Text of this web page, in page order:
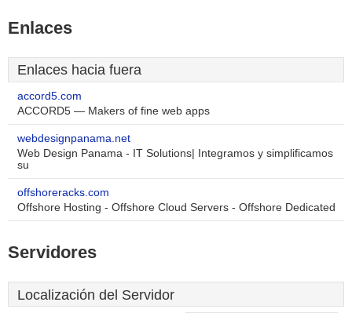
Enlaces
Enlaces hacia fuera
accord5.com
ACCORD5 — Makers of fine web apps
webdesignpanama.net
Web Design Panama - IT Solutions| Integramos y simplificamos
su
offshoreracks.com
Offshore Hosting - Offshore Cloud Servers - Offshore Dedicated
Servidores
Localización del Servidor